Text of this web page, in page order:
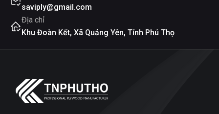
saviply@gmail.com
Địa chỉ
Khu Đoàn Kết, Xã Quảng Yên, Tỉnh Phú Thọ